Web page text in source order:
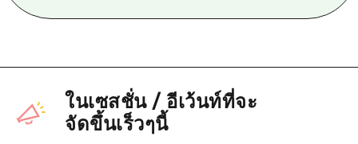
ในเซสชั่น/ อีเว้นท์ที่จะ
จัดขึ้นเร็วๆนี้